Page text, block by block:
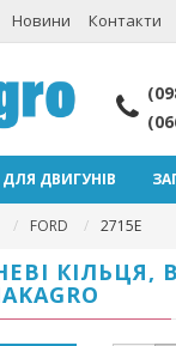
Новини Контакти
ДВИГУНІВ
FORD 2715E